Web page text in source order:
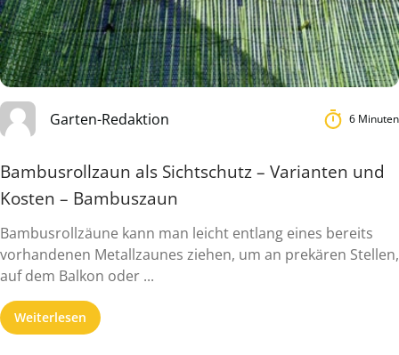
Garten-Redaktion 6 Minuten
Bambusrollzaun als Sichtschutz – Varianten und
Kosten – Bambuszaun
Bambusrollzäune kann man leicht entlang eines bereits
vorhandenen Metallzaunes ziehen, um an prekären Stellen,
auf dem Balkon oder ...
Weiterlesen